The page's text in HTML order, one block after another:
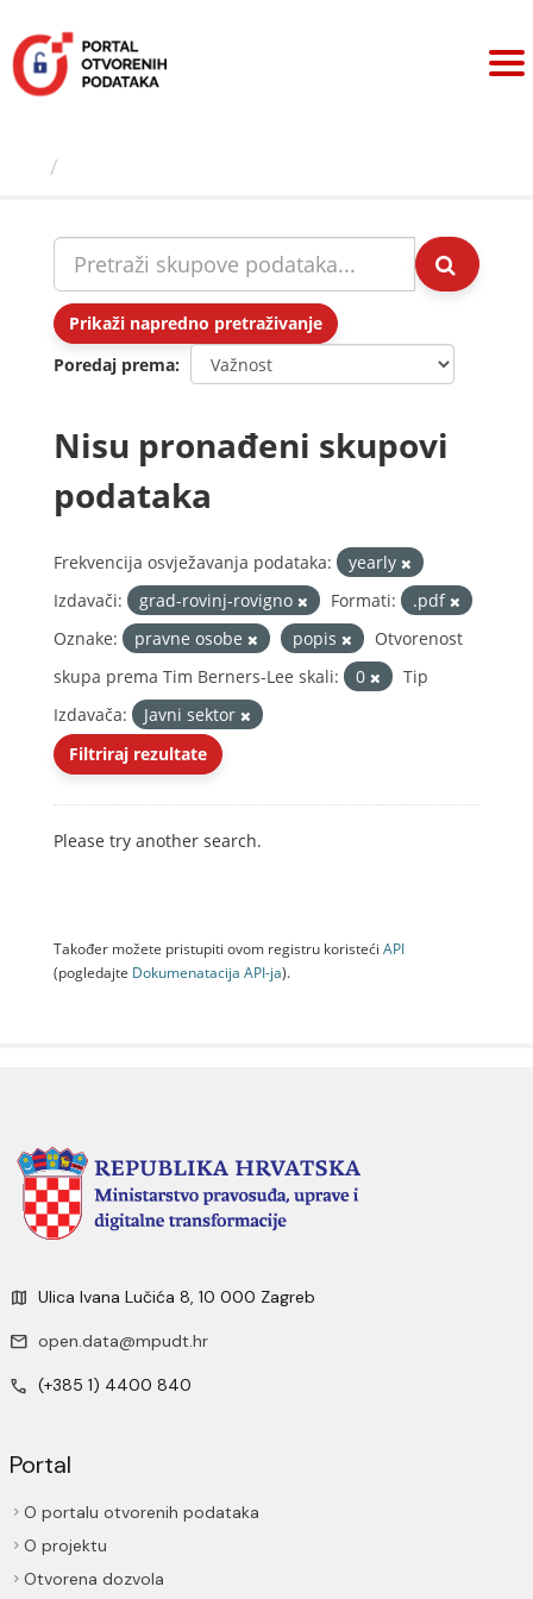
sadržaj
Prikaži napredno pretraživanje
Poredaj prema
Nisu pronađeni skupovi
podataka
Frekvencija osvježavanja podataka:
yearly
Izdavači:
grad-rovinj-rovigno Formati:
.pdf
Oznake:
pravne osobe popis
Otvorenost
skupa prema Tim Berners-Lee skali:
0
Tip
Izdavača:
Javni sektor
Filtriraj rezultate
Please try another search.
Također možete pristupiti ovom registru koristeći API
(pogledajte Dokumenаtаcijа API-jа).